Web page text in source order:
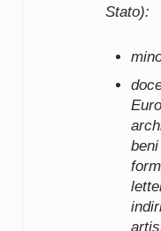
Stato):